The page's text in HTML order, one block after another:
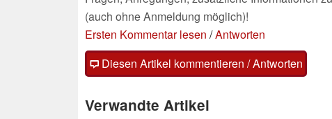
(auch ohne Anmeldung möglich)!
Ersten Kommentar lesen /Antworten
Diesen Artikel kommentieren / Antworten
Verwandte Artikel